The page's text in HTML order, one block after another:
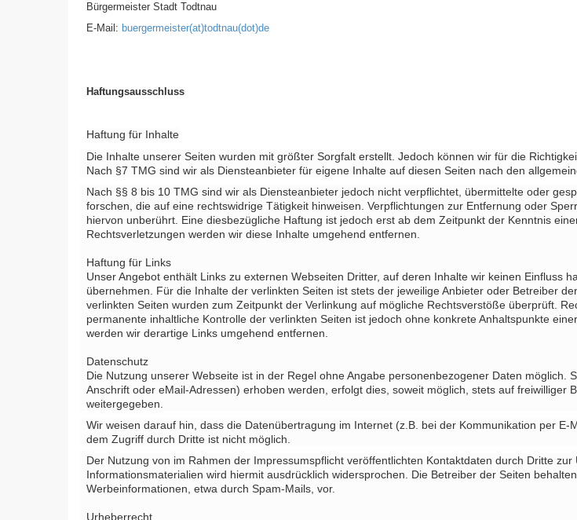
Bürgermeister Stadt Todtnau
E-Mail: buergermeister(at)todtnau(dot)de
Haftungsausschluss
Haftung für Inhalte
Die Inhalte unserer Seiten wurden mit größter Sorgfalt erstellt. Jedoch können wir für die
Nach §7 TMG sind wir als Diensteanbieter für eigene Inhalte auf diesen Seiten nach den
Nach §§ 8 bis 10 TMG sind wir als Diensteanbieter jedoch nicht verpflichtet, übermittelte oder
forschen, die auf eine rechtswidrige Tätigkeit hinweisen. Verpflichtungen zur Entfernung oder
hiervon unberührt. Eine diesbezügliche Haftung ist jedoch erst ab dem Zeitpunkt der Kenntnis
Rechtsverletzungen werden wir diese Inhalte umgehend entfernen.
Haftung für Links
Unser Angebot enthält Links zu externen Webseiten Dritter, auf deren Inhalte wir keinen Einfluss
übernehmen. Für die Inhalte der verlinkten Seiten ist stets der jeweilige Anbieter oder Betreiber
verlinkten Seiten wurden zum Zeitpunkt der Verlinkung auf mögliche Rechtsverstöße überprüft.
permanente inhaltliche Kontrolle der verlinkten Seiten ist jedoch ohne konkrete Anhaltspunkte
werden wir derartige Links umgehend entfernen.
Datenschutz
Die Nutzung unserer Webseite ist in der Regel ohne Angabe personenbezogener Daten möglich.
Anschrift oder eMail-Adressen) erhoben werden, erfolgt dies, soweit möglich, stets auf
weitergegeben.
Wir weisen darauf hin, dass die Datenübertragung im Internet (z.B. bei der Kommunikation per
dem Zugriff durch Dritte ist nicht möglich.
Der Nutzung von im Rahmen der Impressumspflicht veröffentlichten Kontaktdaten durch Dritte
Informationsmaterialien wird hiermit ausdrücklich widersprochen. Die Betreiber der Seiten
Werbeinformationen, etwa durch Spam-Mails, vor.
Urheberrecht